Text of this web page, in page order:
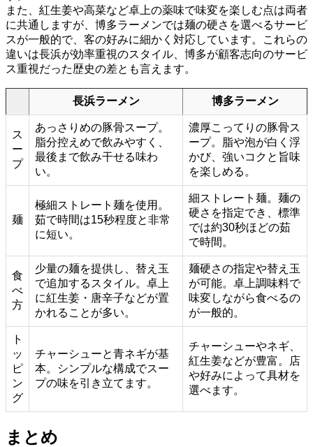
また、紅生姜や高菜など卓上の薬味で味変を楽しむ点は両者
に共通しますが、博多ラーメンでは麺の硬さを選べるサービ
スが一般的で、客の好みに細かく対応しています。これらの
違いは長浜が効率重視のスタイル、博多が顧客志向のサービ
ス重視だった歴史の差とも言えます。
長浜ラーメン 博多ラーメン
ス
ー
プ
あっさりめの豚骨スープ。
脂分控えめで飲みやすく、
最後まで飲み干せる味わ
い。
濃厚こってりの豚骨ス
ープ。脂や泡が白く浮
かび、強いコクと旨味
を楽しめる。
麺
極細ストレート麺を使用。
茹で時間は15秒程度と非常
に短い。
細ストレート麺。麺の
硬さを指定でき、標準
では約30秒ほどの茹
で時間。
食
べ
方
少量の麺を提供し、替え玉
で追加するスタイル。卓上
に紅生姜・唐辛子などが置
かれることが多い。
麺硬さの指定や替え玉
が可能。卓上調味料で
味変しながら食べるの
が一般的。
ト
ッ
ピ
ン
グ
チャーシューと青ネギが基
本。シンプルな構成でスー
プの味を引き立てます。
チャーシューやネギ、
紅生姜などが豊富。店
や好みによって具材を
選べます。
まとめ